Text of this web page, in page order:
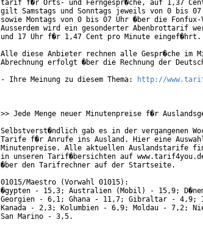
tarif f�r Orts- und Ferngespr�che, auf 1,37
gilt Samstags und Sonntags jeweils von 0 bis
sowie Montags von 0 bis 07 Uhr �ber die Fonfux-
Ausserdem wird ein gesonderter Abenbrottarif
und 17 Uhr f�r 1,47 Cent pro Minute eingef�hrt.
Alle diese Anbieter rechnen alle Gespr�che im
Abrechnung erfolgt �ber die Rechnung der
- Ihre Meinung zu diesem Thema:
http://
>> Jede Menge neuer Minutenpreise f�r
Selbstverst�ndlich gab es in der vergangenen
Tarife f�r Anrufe ins Ausland. Hier eine
Minutenpreise. Alle aktuellen Auslandstarife
in unseren Tarif�bersichten auf
�ber den Tarifrechner auf der Startseite.
01015/Maestro (Vorwahl 01015):
�gypten - 15,3; Australien (Mobil) - 15,9;
Georgien - 6,1; Ghana - 11,7; Gibraltar - 4,9;
Kanada - 2,3; Kolumbien - 6,9; Moldau - 7,2;
San Marino - 3,5.